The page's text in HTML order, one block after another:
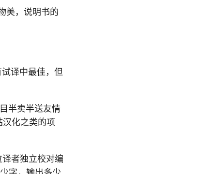
美，说明书的
译中最佳，但
半卖半送友情
化之类的项
者独立校对编